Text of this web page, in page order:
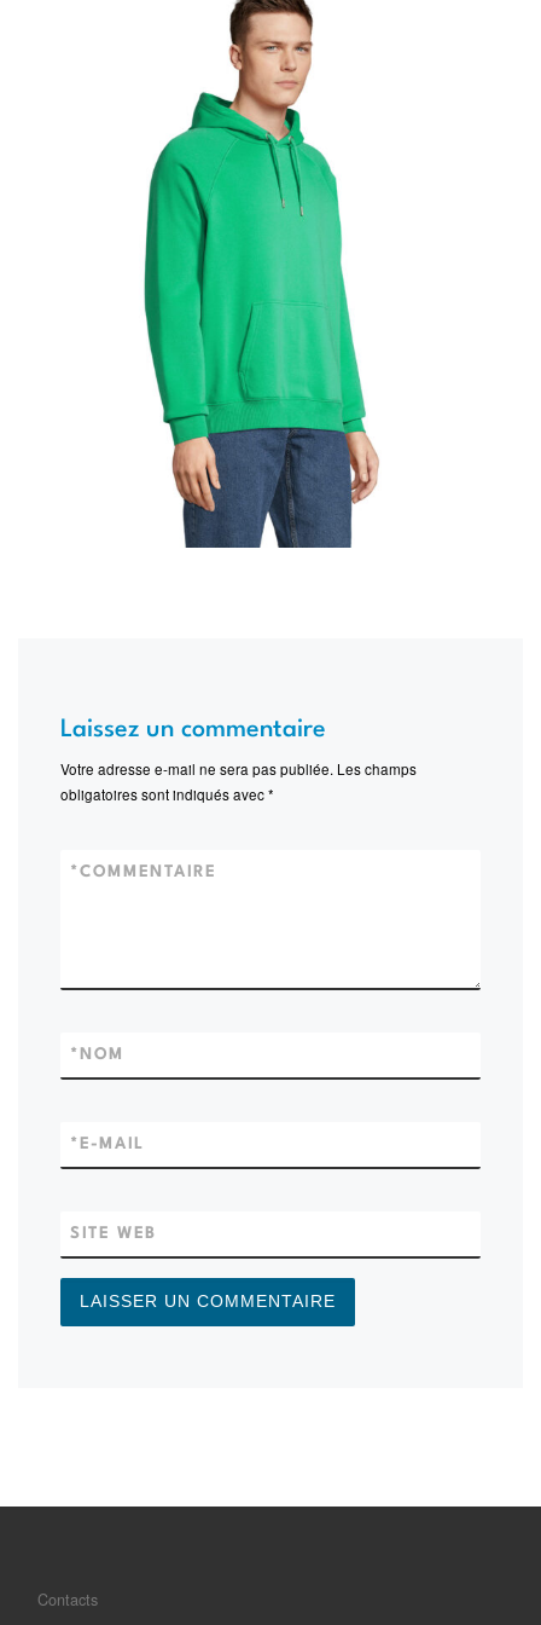
Laissez un commentaire
Votre adresse e-mail ne sera pas publiée. Les champs
obligatoires sont indiqués avec*
COMMENTAIRE
*
NOM
*
E-MAIL
*
SITE WEB
Contacts